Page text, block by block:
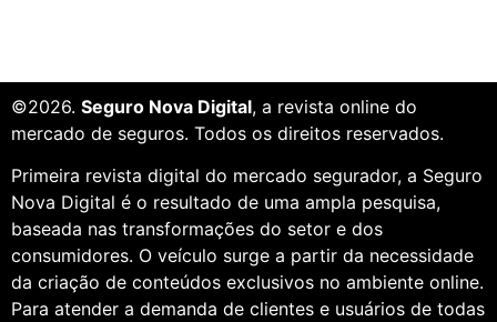
©2026. Seguro Nova Digital, a revista online do
mercado de seguros. Todos os direitos reservados.
Primeira revista digital do mercado segurador, a Seguro
Nova Digital é o resultado de uma ampla pesquisa,
baseada nas transformações do setor e dos
consumidores. O veículo surge a partir da necessidade
da criação de conteúdos exclusivos no ambiente online.
Para atender a demanda de clientes e usuários de todas